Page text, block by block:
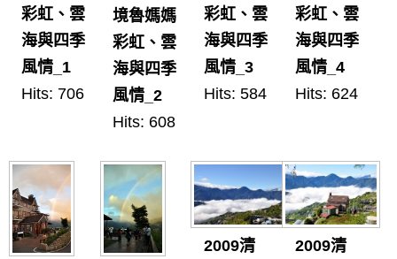
彩虹、雲
海與四季
風情_1
Hits: 706
境魯媽媽
彩虹、雲
海與四季
風情_2
Hits: 608
彩虹、雲
海與四季
風情_3
Hits: 584
彩虹、雲
海與四季
風情_4
Hits: 624
2009清
2009清